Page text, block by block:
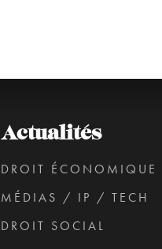
Actualités
DROIT ÉCONOMIQUE
MÉDIAS / IP / TECH
DROIT SOCIAL